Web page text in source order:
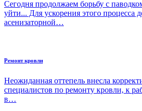
Сегодня продолжаем борьбу с
уйти... Для ускорения этого процесса
асенизаторной…
Ремонт кровли
Неожиданная оттепель внесла
специалистов по ремонту кровли, к
в…